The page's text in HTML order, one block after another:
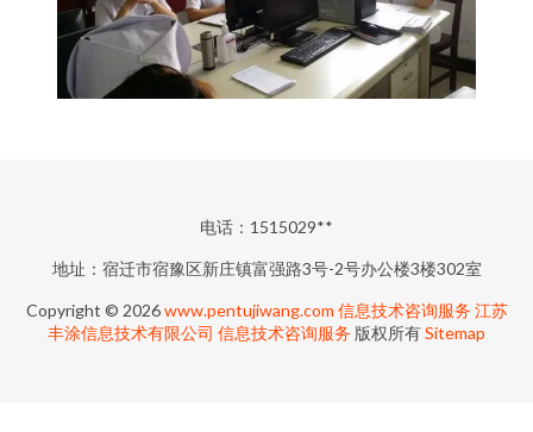
电话：1515029**
地址：宿迁市宿豫区新庄镇富强路3号-2号办公楼3楼302室
Copyright © 2026www.pentujiwang.com 信息技术咨询服务 江苏
丰涂信息技术有限公司 信息技术咨询服务 版权所有Sitemap